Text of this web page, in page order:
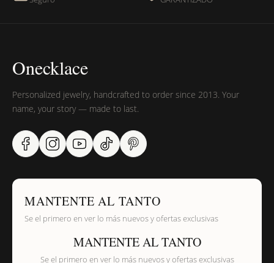
Onecklace
Personalized jewelry, handcrafted to order since 2013. Your
name, your story — made to last.
MANTENTE AL TANTO
Se el primero en ver lo más nuevos y ofertas exclusivas
MANTENTE AL TANTO
Se el primero en ver lo más nuevos y ofertas exclusivas